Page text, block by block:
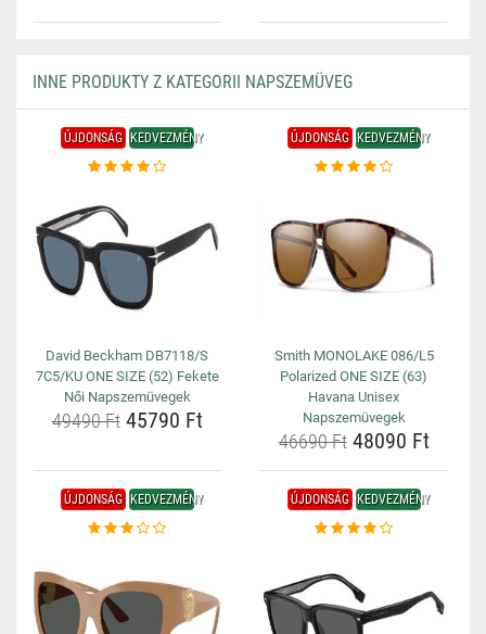
INNE PRODUKTY Z KATEGORII NAPSZEMÜVEG
ÚJDONSÁG KEDVEZMÉNY
David Beckham DB7118/S
7C5/KU ONE SIZE (52) Fekete
Női Napszemüvegek
49490 Ft45790 Ft
ÚJDONSÁG KEDVEZMÉNY
Smith MONOLAKE 086/L5
Polarized ONE SIZE (63)
Havana Unisex
Napszemüvegek
46690 Ft48090 Ft
ÚJDONSÁG KEDVEZMÉNY ÚJDONSÁG KEDVEZMÉNY